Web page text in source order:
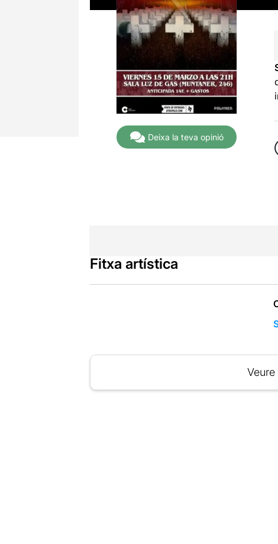
Deixa la teva opinió
Fitxa artística